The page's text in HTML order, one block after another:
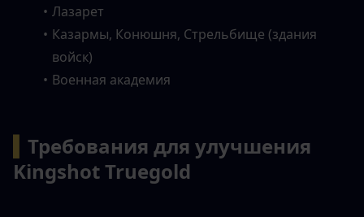
Лазарет
Казармы, Конюшня, Стрельбище (здания
войск)
Военная академия
Требования для улучшения
Kingshot Truegold